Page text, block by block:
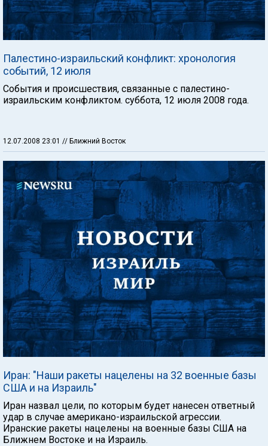
Палестино-израильский конфликт: хронология
событий, 12 июля
События и происшествия, связанные с палестино-
израильским конфликтом. суббота, 12 июля 2008 года.
12.07.2008 23:01 // Ближний Восток
Иран: "Наши ракеты нацелены на 32 военные базы
США и на Израиль"
Иран назвал цели, по которым будет нанесен ответный
удар в случае американо-израильской агрессии.
Иранские ракеты нацелены на военные базы США на
Ближнем Востоке и на Израиль.